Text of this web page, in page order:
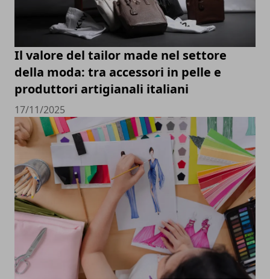
Il valore del tailor made nel settore
della moda: tra accessori in pelle e
produttori artigianali italiani
17/11/2025